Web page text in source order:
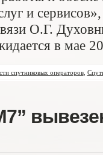
и сервисов»,
О.Г.
в мае
спутниковых операторов,